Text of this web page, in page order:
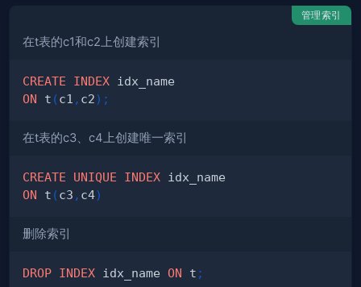
管理索引
在t表的c1和c2上创建索引
CREATE INDEX
ON t (c1 , c2) ;
在t表的c3、c4上创建唯一索引
CREATE UNIQUE INDEX
ON t (c3 , c4)
删除索引
DROP INDEX idx_name ON t ;